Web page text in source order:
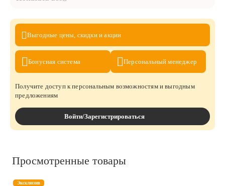
прямоугольный лоток для сбора жидкостей. Лоток легко
имеют регулируемые опоры.
Характеристики:
Длина столешницы, мм: 1300
Ширина столешницы, мм: 600
Высота стола, мм: 600 - 1000
Максимально допустимая нагрузка, не более, кг: 100
Материал столешницы: Нержавеющая сталь
Управление электроприводом: Ножное (педаль)
Выгодные цены, скидки и акции
Бонусная система Персональныйменеджер
Получите доступ к персональным возможностям и выгодным
предложениям
Войти/Зарегистрироваться
Просмотренные товары
Эксклюзив